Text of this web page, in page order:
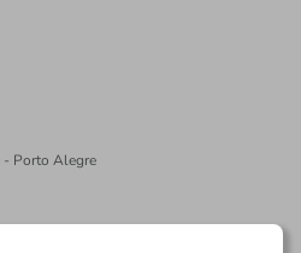
- Porto Alegre